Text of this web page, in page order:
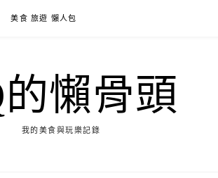
美食 旅遊 懶人包
懶骨頭
我的美食與玩樂記錄